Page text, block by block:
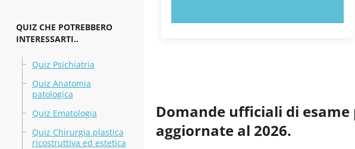
QUIZ CHE POTREBBERO
INTERESSARTI..
Quiz Psichiatria
Quiz Anatomia
patologica
Quiz Ematologia
Quiz Chirurgia plastica
ricostruttiva ed estetica
Domande ufficiali di
aggiornate al 2026.